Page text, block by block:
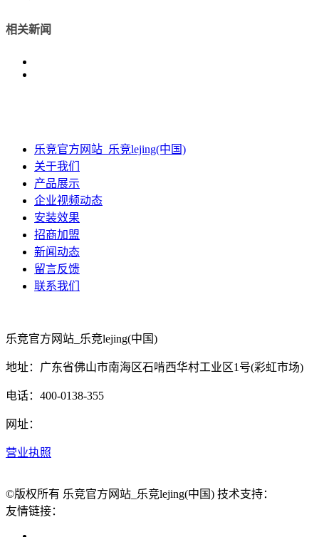
相关新闻
乐竞官方网站_乐竞lejing(中国)
关于我们
产品展示
企业视频动态
安装效果
招商加盟
新闻动态
留言反馈
联系我们
乐竞官方网站_乐竞lejing(中国)
地址：广东省佛山市南海区石啃西华村工业区1号(彩虹市场)
电话：400-0138-355
网址：
营业执照
©版权所有 乐竞官方网站_乐竞lejing(中国) 技术支持：
友情链接：